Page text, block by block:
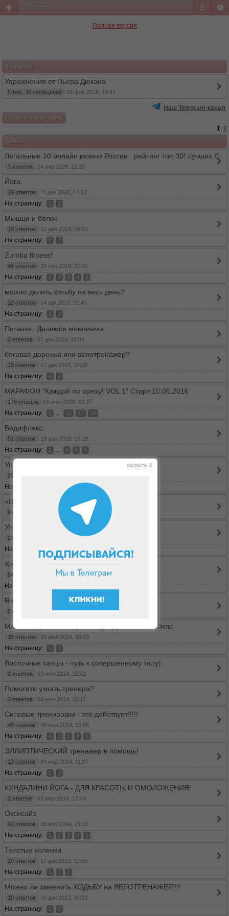
#
Спортзал
Полная версия
Форумы
Упражнения от Пьера Дюкана
5 тем, 38 сообщений 28 фев 2015, 18:41
Наш Telegram-канал
Начать новую тему
1, 2
Темы
Легальные 10 онлайн казино России : рейтинг топ 30! лучших С
1 ответов 14 апр 2026, 12:16
Йога.
19 ответов 11 дек 2020, 12:27
На страницу: 1 2
Мышци и белок
16 ответов 12 ноя 2019, 08:51
На страницу: 1 2
Zumba fitness!
46 ответов 29 сен 2019, 22:41
На страницу: 1 2 3 4 5
можно делить хотьбу на весь день?
12 ответов 14 авг 2017, 21:45
На страницу: 1 2
Пилатес. Делимся мнениями
2 ответов 27 дек 2016, 19:04
беговая дорожка или велотренажер?
15 ответов 27 дек 2016, 19:00
На страницу: 1 2
МАРАФОН "Каждой по ореху! VOL 1" Старт 10.06.2016
176 ответов 05 июл 2016, 10:37
На страницу: 1 ... 16 17 18
Бодифлекс.
51 ответов 19 апр 2016, 15:28
На страницу: 1 ... 4 5 6
Упругая попка!
20 ответов
На страницу: 3
«BODYSHRED» от Джилиан Майклс
9 ответов 03 фев 2016, 16:28
Упражнение для пресса
25 ответов 18 ноя 2015, 12:54
На страницу: 1 2 3
Ходим дома с Лесли Сэнсон (Leslie Sansone)
54 ответов 17 авг 2015, 15:46
На страницу: ...
Видео с записью упражнений
0 ответов 25 мар 2015, 20:45
Мой эксперимент: Бар-метод и Джиллиан Майклс
15 ответов 16 июл 2014, 00:13
На страницу: 1 2
Восточные танцы - путь к совершенному телу)
2 ответов 13 июл 2014, 18:52
Помогите узнать тренера?
3 ответов 28 июн 2014, 15:17
Силовые тренировки - это действует!!!!!
48 ответов 09 июн 2014, 15:56
На страницу: 1 2 3 4 5
ЭЛЛИПТИЧЕСКИЙ тренажер в помощь!
12 ответов 24 мар 2014, 11:07
На страницу: 1 2
КУНДАЛИНИ ЙОГА - ДЛЯ КРАСОТЫ И ОМОЛОЖЕНИЯ!
2 ответов 03 мар 2014, 17:43
Оксисайз
42 ответов 28 янв 2014, 19:12
На страницу: 1 2 3 4 5
Толстые коленки
20 ответов 17 дек 2013, 12:56
На страницу: 1 2 3
Можно ли заменить ХОДЬБУ на ВЕЛОТРЕНАЖЕР??
10 ответов 09 дек 2013, 10:23
На страницу: 1 2
закрыть X